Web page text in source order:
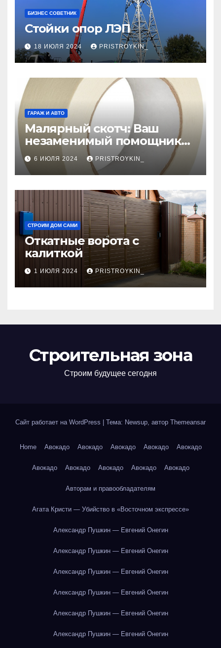
БИЗНЕС СОВЕТНИК
Стойки опор ЛЭП
18 ИЮЛЯ 2024 PRISTROYKIN_
ГАРАЖ И АВТО
Малярный скотч: Ваш
незаменимый помощник
при ремонтных работах
6 ИЮЛЯ 2024 PRISTROYKIN_
СТРОИМ ДОМ САМИ
Откатные ворота с
калиткой
1 ИЮЛЯ 2024 PRISTROYKIN_
Строительная зона
Строим будущее сегодня
Сайт работает на WordPress Тема: Newsup, автор Themeansar
Home Авокадо Авокадо Авокадо Авокадо Авокадо
Авокадо Авокадо Авокадо Авокадо Авокадо
Авторам и правообладателям
Агата Кристи — Убийство в «Восточном экспрессе»
Александр Пушкин — Евгений Онегин
Александр Пушкин — Евгений Онегин
Александр Пушкин — Евгений Онегин
Александр Пушкин — Евгений Онегин
Александр Пушкин — Евгений Онегин
Александр Пушкин — Евгений Онегин